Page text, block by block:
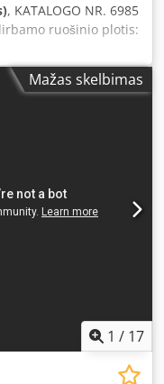
, KATALOGO NR. 6985
ruošinio plotis:
200 mm Cjdpfxozh
volas + batas
mm - Juosta:
volas -
volas Iš apačios:
nedažyta – naudota
kaina: 13 900
kaina apskaičiuota
Mažas skelbimas
1 / 17